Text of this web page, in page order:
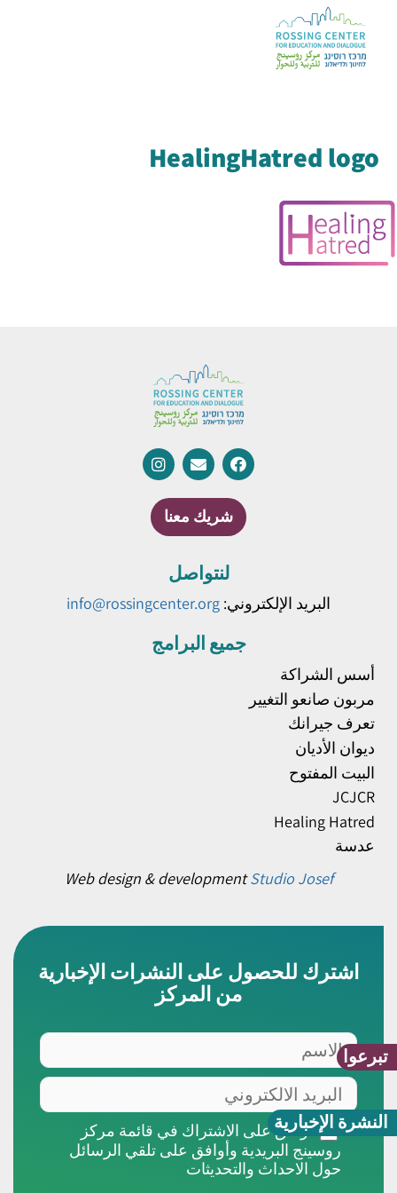
HealingHatred logo
تبرعوا
النشرة الإخبارية
شريك معنا
لنتواصل
البريد الإلكتروني: info@rossingcenter.org
جميع البرامج
أسس الشراكة
مربون صانعو التغيير
تعرف جيرانك
ديوان الأديان
البيت المفتوح
JCJCR
Healing Hatred
عدسة
Web design & developmentStudio Josef
اشترك للحصول على النشرات الإخبارية
من المركز
الاسم
البريد
الالكتروني
أوافق
على
الاشتراك
أوافق على الاشتراك في قائمة مركز
روسينج البريدية وأوافق على تلقي الرسائل
حول الاحداث والتحديثات